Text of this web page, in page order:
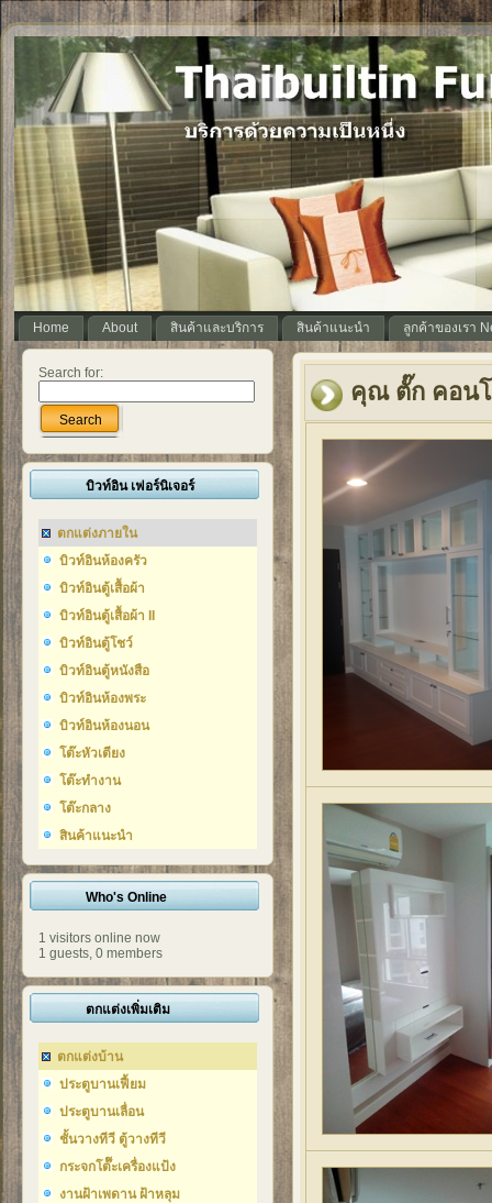
Home About สินค้าและบริการ สินค้าแนะนำ ลูกค้าของเรา
Search for:
Search
บิวท์อิน เฟอร์นิเจอร์
ตกแต่งภายใน
บิวท์อินห้องครัว
บิวท์อินตู้เสื้อผ้า
บิวท์อินตู้เสื้อผ้า II
บิวท์อินตู้โชว์
บิวท์อินตู้หนังสือ
บิวท์อินห้องพระ
บิวท์อินห้องนอน
โต๊ะหัวเตียง
โต๊ะทำงาน
โต๊ะกลาง
สินค้าแนะนำ
Who's Online
1 visitors online now
1 guests, 0 members
ตกแต่งเพิ่มเติม
ตกแต่งบ้าน
ประตูบานเฟี้ยม
ประตูบานเลื่อน
ชั้นวางทีวี ตู้วางทีวี
กระจกโต๊๊ะเครื่องแป้ง
งานฝ้าเพดาน ฝ้าหลุม
คุณ ตั๊ก คอนโ